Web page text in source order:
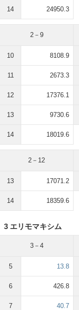
14 24950.3
2－9
10 8108.9
11 2673.3
12 17376.1
13 9730.6
14 18019.6
2－12
13 17071.2
14 18359.6
3 エリモマキシム
3－4
5 13.8
6 426.8
7 40.7